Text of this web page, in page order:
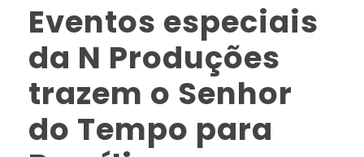
Eventos especiais
da N Produções
trazem o Senhor
do Tempo para